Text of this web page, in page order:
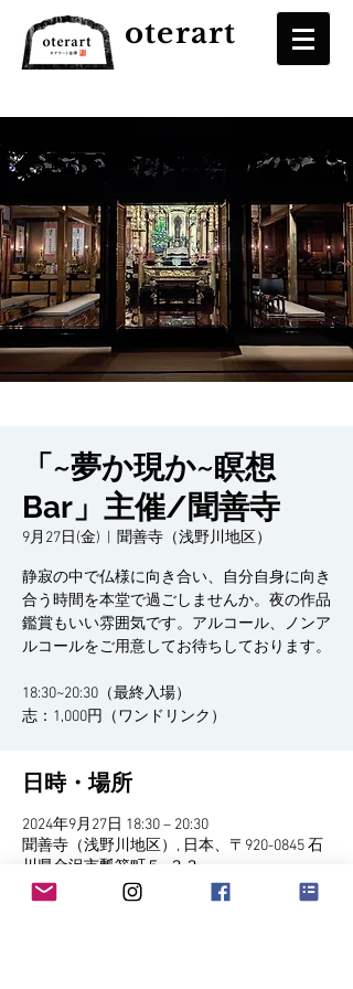
oterart
「~夢か現か~瞑想
Bar」主催/聞善寺
9月27日(金) 聞善寺（浅野川地区）
静寂の中で仏様に向き合い、自分自身に向き
合う時間を本堂で過ごしませんか。夜の作品
鑑賞もいい雰囲気です。アルコール、ノンア
ルコールをご用意してお待ちしております。
18:30~20:30（最終入場）
志：1,000円（ワンドリンク）
日時・場所
2024年9月27日 18:30 – 20:30
聞善寺（浅野川地区）, 日本、〒920-0845 石
川県金沢市瓢箪町５−３３